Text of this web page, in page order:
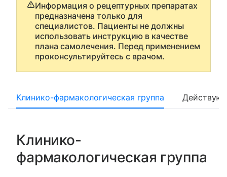
Информация о рецептурных препаратах
предназначена только для
специалистов. Пациенты не должны
использовать инструкцию в качестве
плана самолечения. Перед применением
проконсультируйтесь с врачом.
Клинико-фармакологическая группа
Клинико-
фармакологическая группа